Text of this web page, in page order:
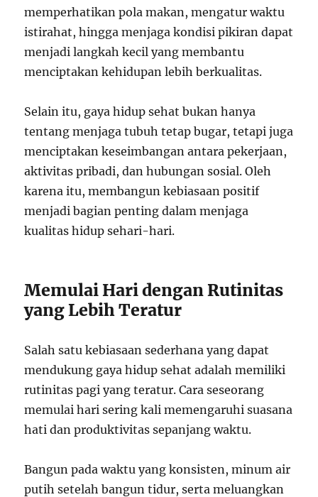
memperhatikan pola makan, mengatur waktu
istirahat, hingga menjaga kondisi pikiran dapat
menjadi langkah kecil yang membantu
menciptakan kehidupan lebih berkualitas.
Selain itu, gaya hidup sehat bukan hanya
tentang menjaga tubuh tetap bugar, tetapi juga
menciptakan keseimbangan antara pekerjaan,
aktivitas pribadi, dan hubungan sosial. Oleh
karena itu, membangun kebiasaan positif
menjadi bagian penting dalam menjaga
kualitas hidup sehari-hari.
Memulai Hari dengan Rutinitas
yang Lebih Teratur
Salah satu kebiasaan sederhana yang dapat
mendukung gaya hidup sehat adalah memiliki
rutinitas pagi yang teratur. Cara seseorang
memulai hari sering kali memengaruhi suasana
hati dan produktivitas sepanjang waktu.
Bangun pada waktu yang konsisten, minum air
putih setelah bangun tidur, serta meluangkan